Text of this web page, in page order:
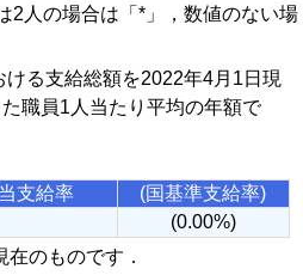
2人の場合は「*」，数値のない場
る支給総額を2022年4月1日現
職員1人当たり平均の年額で
支給率
(国基準支給率)
(0.00%)
在のものです．